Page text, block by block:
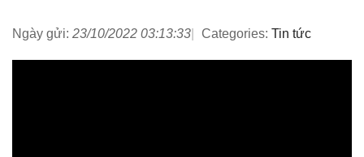
Ngày gửi: 23/10/2022 03:13:33 Categories: Tin tức